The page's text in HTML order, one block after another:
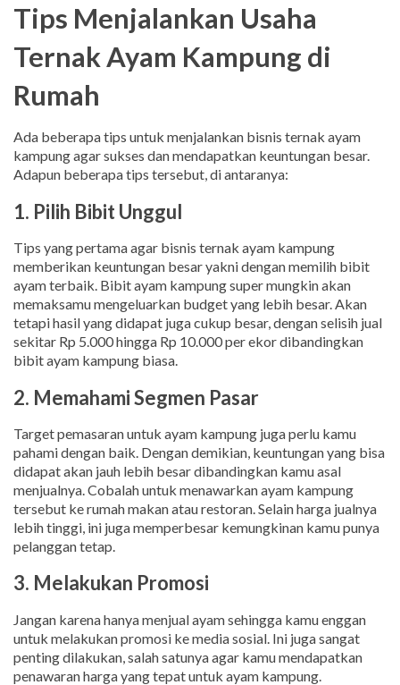
Tips Menjalankan Usaha
Ternak Ayam Kampung di
Rumah
Ada beberapa tips untuk menjalankan bisnis ternak ayam
kampung agar sukses dan mendapatkan keuntungan besar.
Adapun beberapa tips tersebut, di antaranya:
1. Pilih Bibit Unggul
Tips yang pertama agar bisnis ternak ayam kampung
memberikan keuntungan besar yakni dengan memilih bibit
ayam terbaik. Bibit ayam kampung super mungkin akan
memaksamu mengeluarkan budget yang lebih besar. Akan
tetapi hasil yang didapat juga cukup besar, dengan selisih jual
sekitar Rp 5.000 hingga Rp 10.000 per ekor dibandingkan
bibit ayam kampung biasa.
2. Memahami Segmen Pasar
Target pemasaran untuk ayam kampung juga perlu kamu
pahami dengan baik. Dengan demikian, keuntungan yang bisa
didapat akan jauh lebih besar dibandingkan kamu asal
menjualnya. Cobalah untuk menawarkan ayam kampung
tersebut ke rumah makan atau restoran. Selain harga jualnya
lebih tinggi, ini juga memperbesar kemungkinan kamu punya
pelanggan tetap.
3. Melakukan Promosi
Jangan karena hanya menjual ayam sehingga kamu enggan
untuk melakukan promosi ke media sosial. Ini juga sangat
penting dilakukan, salah satunya agar kamu mendapatkan
penawaran harga yang tepat untuk ayam kampung.